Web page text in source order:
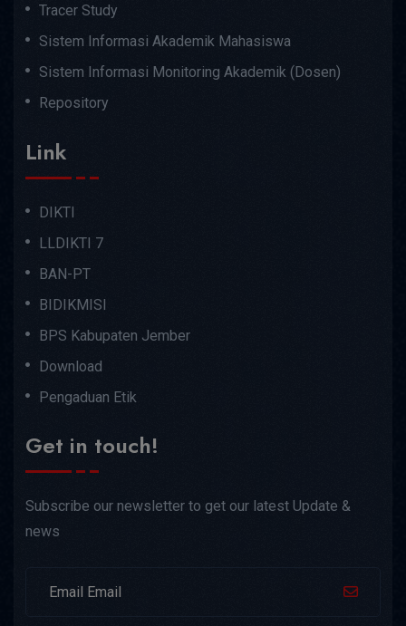
Tracer Study
Sistem Informasi Akademik Mahasiswa
Sistem Informasi Monitoring Akademik (Dosen)
Repository
Link
DIKTI
LLDIKTI 7
BAN-PT
BIDIKMISI
BPS Kabupaten Jember
Download
Pengaduan Etik
Get in touch!
Subscribe our newsletter to get our latest Update &
news